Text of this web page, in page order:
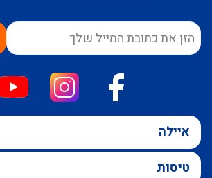
איילה
טיסות